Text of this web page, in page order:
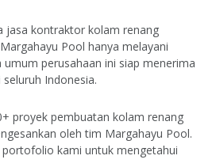
jasa kontraktor kolam renang
Pool hanya melayani
umum perusahaan ini siap menerima
Indonesia.
proyek pembuatan kolam renang
oleh tim Margahayu Pool.
kami untuk mengetahui